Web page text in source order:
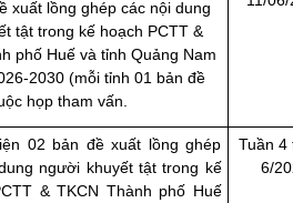
xuất lồng ghép các nội dung
tật trong kế hoạch PCTT &
phố Huế và tỉnh Quảng Nam
2030 (mỗi tỉnh 01 bản đề
họp tham vấn.
02 bản đề xuất lồng ghép
người khuyết tật trong kế
& TKCN Thành phố Huế
Tuần 4
6/